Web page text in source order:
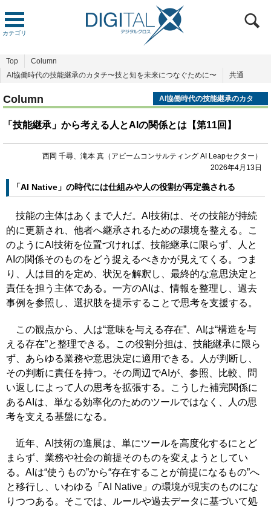
カテゴリ
Top
Column
AI協働時代の技能継承のカタチ〜技と知を未来につなぐために〜
共通
Column
AI協働時代の技能継承のカタ
チ〜技と知を未来につなぐため
に〜
「技能継承」から考える人とAIの関係とは【第11回】
西岡 千尋、滝本 真（アビームコンサルティング AI Leapセクター）
2026年4月13日
「AI Native」の時代には仕組みや人の役割が再定義される
技能の主体はあくまで人だ。AI技術は、その技能が持続
的に更新され、他者へ継承されるための環境を整える。こ
のようにAI技術を位置づければ、技能継承に限らず、人と
AIの関係そのものをどう捉えるべきかが見えてくる。つま
り、人は目的を定め、状況を解釈し、最終的な意思決定と
責任を担う主体である。一方のAIは、情報を整理し、過去
事例を参照し、選択肢を提示することで思考を支援する。
この観点から、人は“意味を与える存在”、AIは“構造を与
える存在”と整理できる。この役割分担は、技能継承に限ら
ず、あらゆる業務や意思決定に適用できる。人が判断し、
その判断に責任を持つ。その周辺でAIが、参照、比較、問
い返しによって人の思考を拡張する。こうした補完関係に
あるAIは、単なる効率化のためのツールではなく、人の思
考を支える基盤になる。
近年、AI技術の進展は、単にツールを高度化するにとど
まらず、業務や社会の前提そのものを変えようとしてい
る。AIは“使うもの”から“存在することが前提になるもの”へ
と移行し、いわゆる「AI Native」の環境が現実のものにな
りつつある。そこでは、ルールや過去データに基づいて処